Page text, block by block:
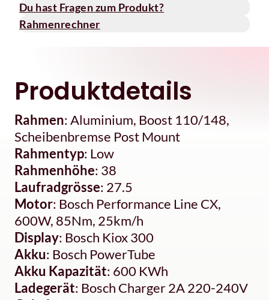
Du hast Fragen zum Produkt?
Rahmenrechner
Produktdetails
Rahmen: Aluminium, Boost 110/148,
Scheibenbremse Post Mount
Rahmentyp: Low
Rahmenhöhe: 38
Laufradgrösse: 27.5
Motor: Bosch Performance Line CX,
600W, 85Nm, 25km/h
Display: Bosch Kiox 300
Akku: Bosch PowerTube
Akku Kapazität: 600 KWh
Ladegerät: Bosch Charger 2A 220-240V